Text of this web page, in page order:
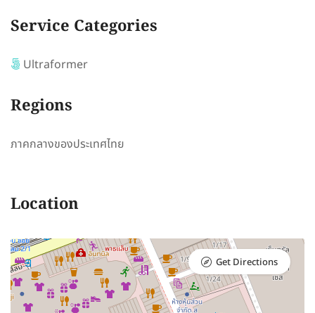
Service Categories
Ultraformer
Regions
ภาคกลางของประเทศไทย
Location
Get Directions